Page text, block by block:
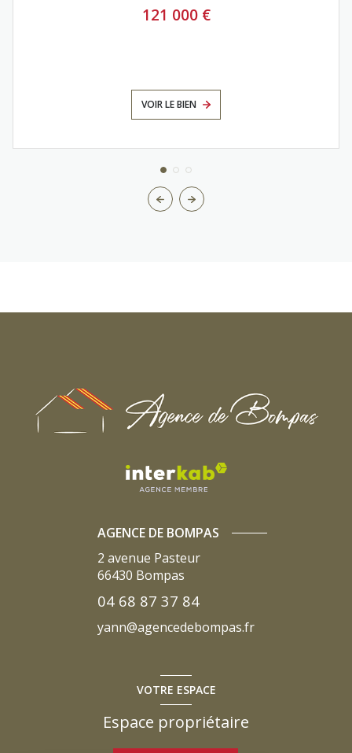
121 000 €
VOIR LE BIEN
AGENCE DE BOMPAS
2 avenue Pasteur
66430 Bompas
04 68 87 37 84
yann@agencedebompas.fr
VOTRE ESPACE
Espace propriétaire